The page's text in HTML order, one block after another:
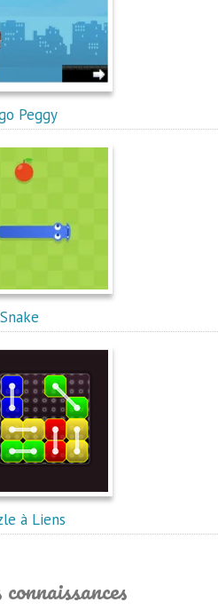
Peggy
Snake
à Liens